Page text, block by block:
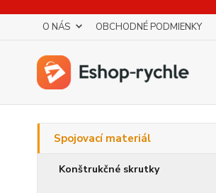
O NÁS OBCHODNÉ PODMIENKY
Spojovací materiál
Konštrukčné skrutky